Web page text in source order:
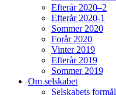
Efterår 2020–2
Efterår 2020-1
Sommer 2020
Forår 2020
Vinter 2019
Efterår 2019
Sommer 2019
Om selskabet
Selskabets formål